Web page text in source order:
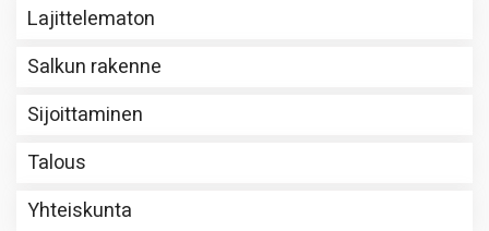
Lajittelematon
Salkun rakenne
Sijoittaminen
Talous
Yhteiskunta